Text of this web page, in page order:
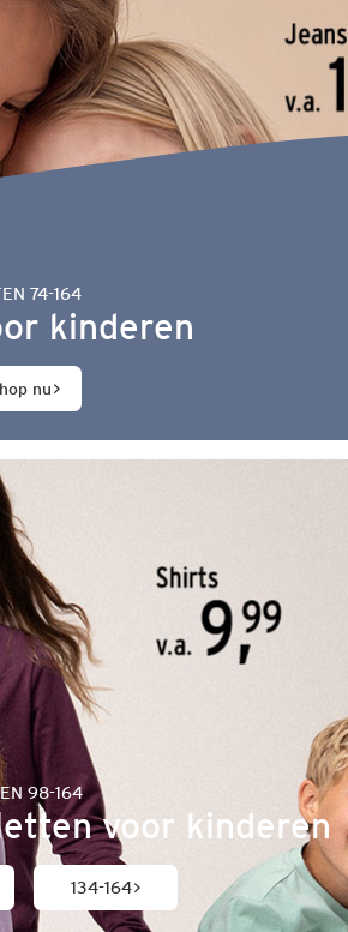
74-164
kinderen
nu
98-164
voor kinderen
134-164